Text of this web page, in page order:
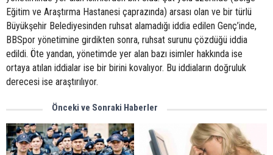
Eğitim ve Araştırma Hastanesi çaprazında) arsası olan ve bir türlü
Büyükşehir Belediyesinden ruhsat alamadığı iddia edilen Genç’inde,
BBSpor yönetimine girdikten sonra, ruhsat surunu çözdüğü iddia
edildi. Öte yandan, yönetimde yer alan bazı isimler hakkında ise
ortaya atılan iddialar ise bir birini kovalıyor. Bu iddiaların doğruluk
derecesi ise araştırılıyor.
Önceki ve Sonraki Haberler